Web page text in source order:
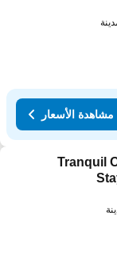
مشاهدة الأسعار
Tranquil